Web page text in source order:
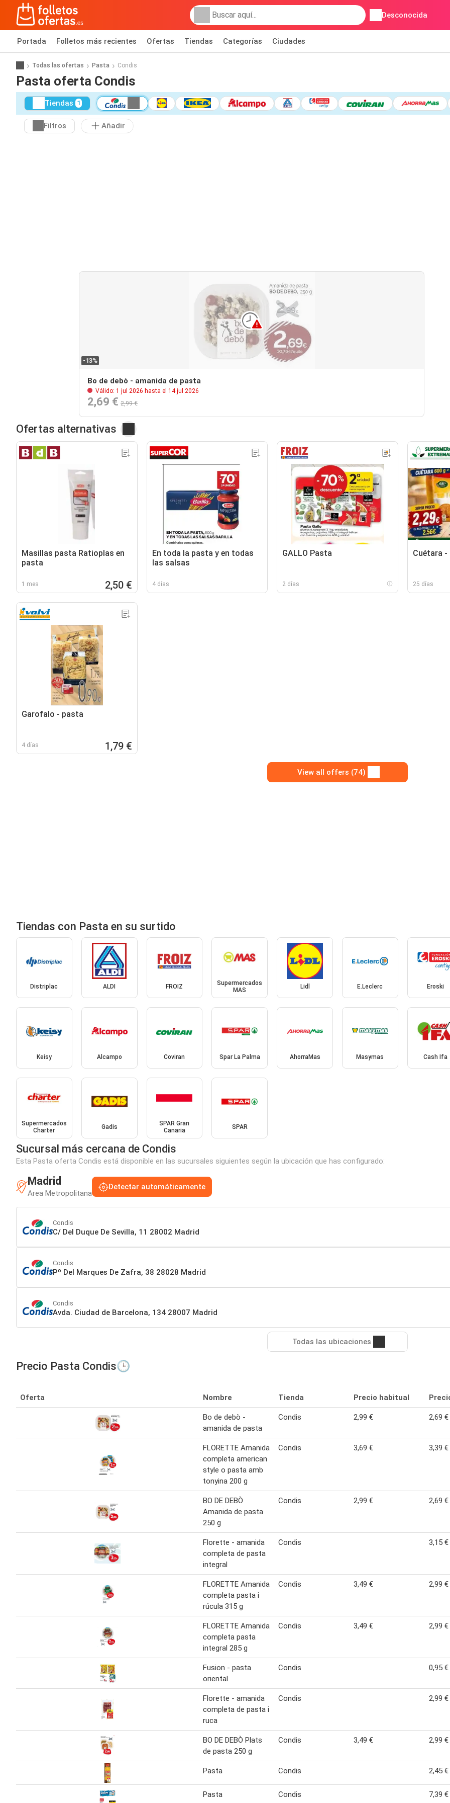
Desconocida
Portada Folletos más recientes Ofertas Tiendas Categorías Ciudades
Todas las ofertas Pasta Condis
Pasta oferta Condis
Tiendas 1
Filtros Añadir
-13%
Bo de debò - amanida de pasta
Válido: 1 jul 2026 hasta el 14 jul 2026
2,69 € 2,99 €
Ofertas alternativas
Masillas pasta Ratioplas en
pasta
1 mes 2,50 €
En toda la pasta y en todas
las salsas
4 días
GALLO Pasta
2 días
Cuétara -
25 días
Garofalo - pasta
4 días 1,79 €
View all offers (74)
Tiendas con Pasta en su surtido
Distriplac ALDI FROIZ
Supermercados
MAS
Lidl E.Leclerc Eroski
Keisy Alcampo Coviran Spar La Palma AhorraMas Masymas Cash Ifa
Supermercados
Charter
Gadis
SPAR Gran
Canaria
SPAR
Sucursal más cercana de Condis
Esta Pasta oferta Condis está disponible en las sucursales siguientes según la ubicación que has configurado:
Madrid
Area Metropolitana
Detectar automáticamente
Condis
C/ Del Duque De Sevilla, 11 28002 Madrid
Condis
Pº Del Marques De Zafra, 38 28028 Madrid
Condis
Avda. Ciudad de Barcelona, 134 28007 Madrid
Todas las ubicaciones
Precio Pasta Condis🕒
Oferta Nombre Tienda Precio habitual
Bo de debò -
amanida de pasta
Condis 2,99 € 2,69 €
FLORETTE Amanida
completa american
style o pasta amb
tonyina 200 g
Condis 3,69 € 3,39 €
BO DE DEBÒ
Amanida de pasta
250 g
Condis 2,99 € 2,69 €
Florette - amanida
completa de pasta
integral
Condis 3,15 €
FLORETTE Amanida
completa pasta i
rúcula 315 g
Condis 3,49 € 2,99 €
FLORETTE Amanida
completa pasta
integral 285 g
Condis 3,49 € 2,99 €
Fusion - pasta
oriental
Condis 0,95 €
Florette - amanida
completa de pasta i
ruca
Condis 2,99 €
BO DE DEBÒ Plats
de pasta 250 g
Condis 3,49 € 2,99 €
Pasta Condis 2,45 €
Pasta Condis 7,39 €